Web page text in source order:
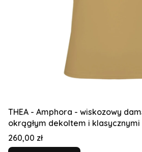
THEA - Amphora - wiskozowy
okrągłym dekoltem i
Cena
260,00 zł